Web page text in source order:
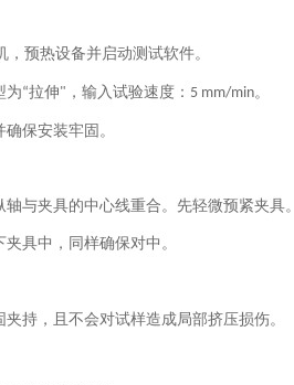
预热设备并启动测试软件。
为“拉伸" ，输入试验速度： 5 mm/min。
保安装牢固。
与夹具的中心线重合。先轻微预紧夹具。
具中，同样确保对中。
持，且不会对试样造成局部挤压损伤。